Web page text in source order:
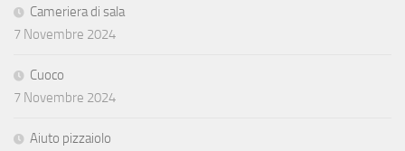
Cameriera di sala
7 Novembre 2024
Cuoco
7 Novembre 2024
Aiuto pizzaiolo